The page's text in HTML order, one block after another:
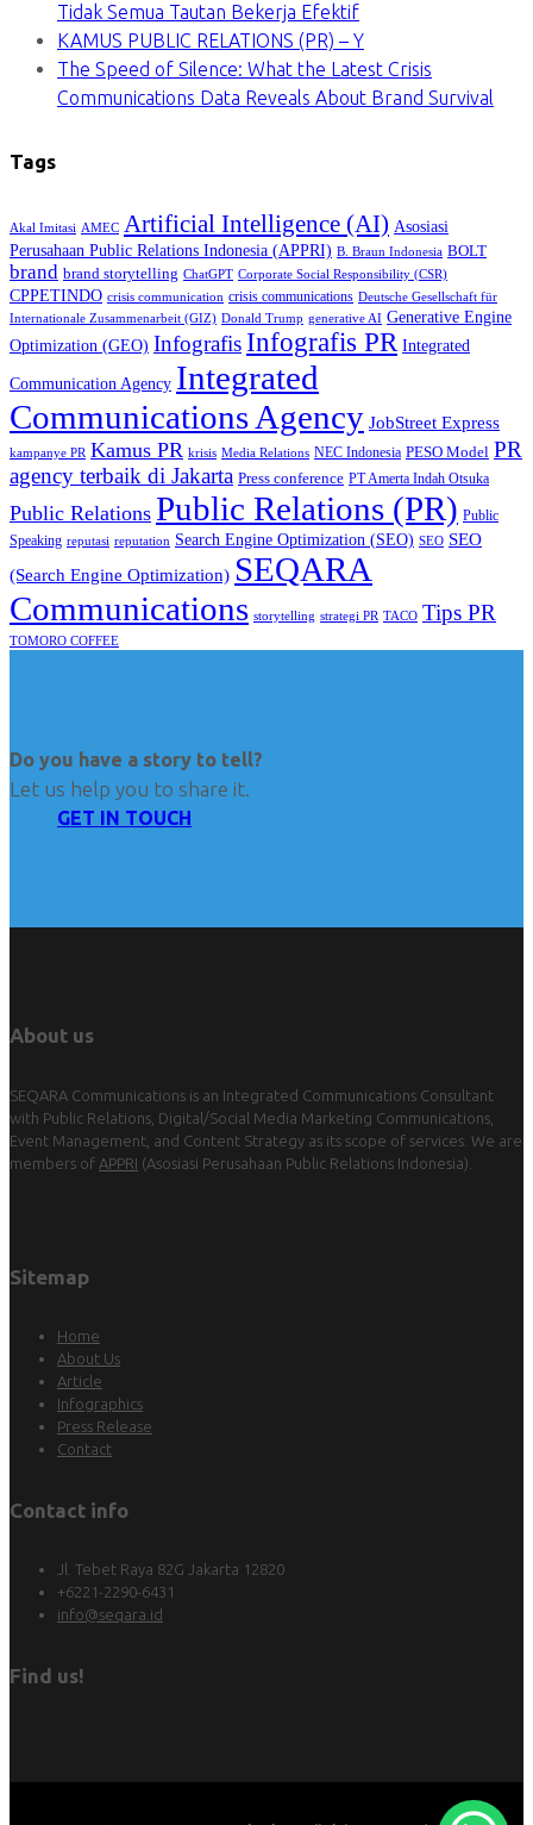
Tidak Semua Tautan Bekerja Efektif
KAMUS PUBLIC RELATIONS (PR) – Y
The Speed of Silence: What the Latest Crisis
Communications Data Reveals About Brand Survival
Tags
Akal Imitasi AMEC Artificial Intelligence (AI) Asosiasi
Perusahaan Public Relations Indonesia (APPRI) B. Braun Indonesia BOLT
brand brand storytelling ChatGPT Corporate Social Responsibility (CSR)
CPPETINDO crisis communication crisis communications Deutsche Gesellschaft für
Internationale Zusammenarbeit (GIZ) Donald Trump generative AI Generative Engine
Optimization (GEO) InfografisInfografis PR Integrated
Communication Agency Integrated
Communications Agency JobStreet Express
kampanye PR Kamus PR krisis Media Relations NEC Indonesia PESO Model PR
agency terbaik di Jakarta Press conference PT Amerta Indah Otsuka
Public Relations Public Relations (PR) Public
Speaking reputasi reputation Search Engine Optimization (SEO) SEO SEO
(Search Engine Optimization) SEQARA
Communications storytelling strategi PR TACO Tips PR
TOMORO COFFEE
Do you have a story to tell?
Let us help you to share it.
GET IN TOUCH
About us
SEQARA Communications is an Integrated Communications Consultant
with Public Relations, Digital/Social Media Marketing Communications,
Event Management, and Content Strategy as its scope of services. We are
members of APPRI (Asosiasi Perusahaan Public Relations Indonesia).
Sitemap
Home
About Us
Article
Infographics
Press Release
Contact
Contact info
Jl. Tebet Raya 82G Jakarta 12820
+6221-2290-6431
info@seqara.id
Find us!